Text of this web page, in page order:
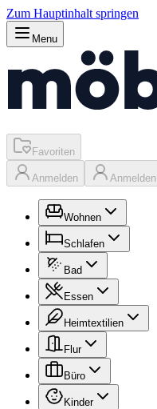
Zum Hauptinhalt springen
Menu
Favoriten
Anmelden Anmelden
Wohnen
Schlafen
Bad
Essen
Heimtextilien
Flur
Büro
Kinder